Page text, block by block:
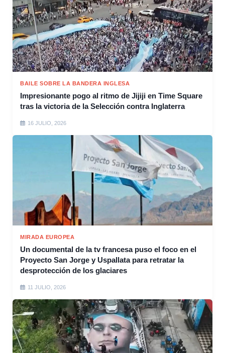
BAILE SOBRE LA BANDERA INGLESA
Impresionante pogo al ritmo de Jijiji en Time Square
tras la victoria de la Selección contra Inglaterra
16 JULIO, 2026
MIRADA EUROPEA
Un documental de la tv francesa puso el foco en el
Proyecto San Jorge y Uspallata para retratar la
desprotección de los glaciares
11 JULIO, 2026